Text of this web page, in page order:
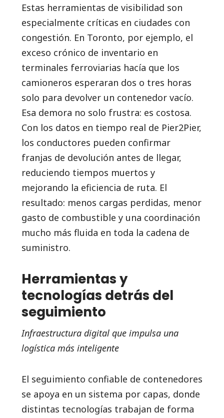
Estas herramientas de visibilidad son
especialmente críticas en ciudades con
congestión. En Toronto, por ejemplo, el
exceso crónico de inventario en
terminales ferroviarias hacía que los
camioneros esperaran dos o tres horas
solo para devolver un contenedor vacío.
Esa demora no solo frustra: es costosa.
Con los datos en tiempo real de Pier2Pier,
los conductores pueden confirmar
franjas de devolución antes de llegar,
reduciendo tiempos muertos y
mejorando la eficiencia de ruta. El
resultado: menos cargas perdidas, menor
gasto de combustible y una coordinación
mucho más fluida en toda la cadena de
suministro.
Herramientas y
tecnologías detrás del
seguimiento
Infraestructura digital que impulsa una
logística más inteligente
El seguimiento confiable de contenedores
se apoya en un sistema por capas, donde
distintas tecnologías trabajan de forma